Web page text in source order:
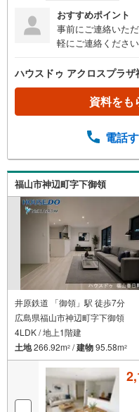
おすすめポイント
事前にご連絡いた
軽にご連絡ください
ハウスドゥ アクロスプラ
資料をも
電話
福山市神辺町字下御領
井原鉄道 「御領」駅 徒歩7分
広島県福山市神辺町字下御領
4LDK / 地上1階建
土地266.92m2 /建物95.58m2